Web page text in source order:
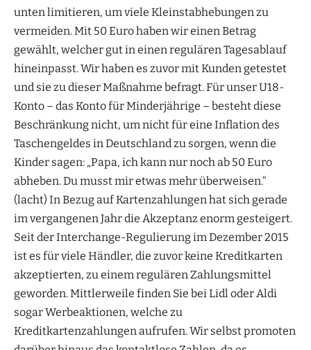
unten limitieren, um viele Kleinstabhebungen zu
vermeiden. Mit 50 Euro haben wir einen Betrag
gewählt, welcher gut in einen regulären Tagesablauf
hineinpasst. Wir haben es zuvor mit Kunden getestet
und sie zu dieser Maßnahme befragt. Für unser U18-
Konto – das Konto für Minderjährige – besteht diese
Beschränkung nicht, um nicht für eine Inflation des
Taschengeldes in Deutschland zu sorgen, wenn die
Kinder sagen: „Papa, ich kann nur noch ab 50 Euro
abheben. Du musst mir etwas mehr überweisen.“
(lacht) In Bezug auf Kartenzahlungen hat sich gerade
im vergangenen Jahr die Akzeptanz enorm gesteigert.
Seit der Interchange-Regulierung im Dezember 2015
ist es für viele Händler, die zuvor keine Kreditkarten
akzeptierten, zu einem regulären Zahlungsmittel
geworden. Mittlerweile finden Sie bei Lidl oder Aldi
sogar Werbeaktionen, welche zu
Kreditkartenzahlungen aufrufen. Wir selbst promoten